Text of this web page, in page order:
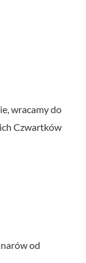
wracamy do
Czwartków
od